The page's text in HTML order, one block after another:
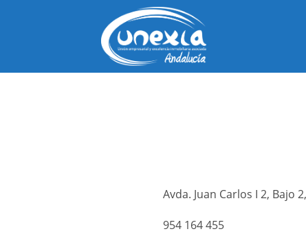
Avda. Juan Carlos I 2, Bajo
954 164 455